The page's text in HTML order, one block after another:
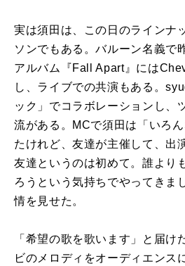
実は須田は、この日のラインナ
ソンでもある。バルーン名義で
アルバム『Fall Apart』には
し、ライブでの共演もある。
ック」でコラボレーションし、
流がある。MCで須田は「いろ
たけれど、友達が主催して、出
友達というのは初めて。誰より
ろうという気持ちでやってきま
情を見せた。
「希望の歌を歌います」と届け
ビのメロディをオーディエンス